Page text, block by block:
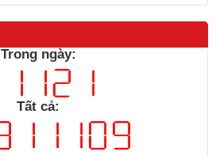
Trong ngày:
Tất cả: